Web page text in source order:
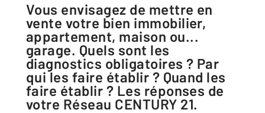
Vous envisagez de mettre en
vente votre bien immobilier,
appartement, maison ou...
garage. Quels sont les
diagnostics obligatoires ? Par
qui les faire établir ? Quand les
faire établir ? Les réponses de
votre Réseau CENTURY 21.